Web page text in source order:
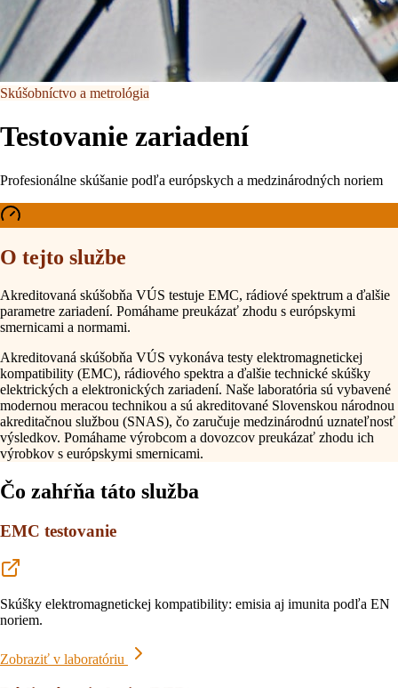
Skúšobníctvo a metrológia
Testovanie zariadení
Profesionálne skúšanie podľa európskych a medzinárodných noriem
O tejto službe
Akreditovaná skúšobňa VÚS testuje EMC, rádiové spektrum a ďalšie
parametre zariadení. Pomáhame preukázať zhodu s európskymi
smernicami a normami.
Akreditovaná skúšobňa VÚS vykonáva testy elektromagnetickej
kompatibility (EMC), rádiového spektra a ďalšie technické skúšky
elektrických a elektronických zariadení. Naše laboratória sú vybavené
modernou meracou technikou a sú akreditované Slovenskou národnou
akreditačnou službou (SNAS), čo zaručuje medzinárodnú uznateľnosť
výsledkov. Pomáhame výrobcom a dovozcov preukázať zhodu ich
výrobkov s európskymi smernicami.
Čo zahŕňa táto služba
EMC testovanie
Skúšky elektromagnetickej kompatibility: emisia aj imunita podľa EN
noriem.
Zobraziť v laboratóriu